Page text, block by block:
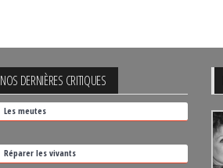
NOS DERNIÈRES CRITIQUES
Les meutes
Réparer les vivants